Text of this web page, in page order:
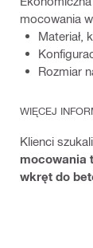
mocowania
Materiał,
Rozmiar
WIĘCEJ
Klienci
mocowania
wkręt do